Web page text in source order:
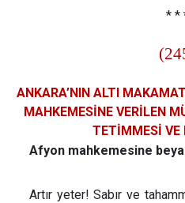
* *
ANKARA’NIN ALTI
MAHKEMESİNE VERİLEN
TETİMMESİ VE
Afyon mahkemesine
Artır yeter! Sabır ve